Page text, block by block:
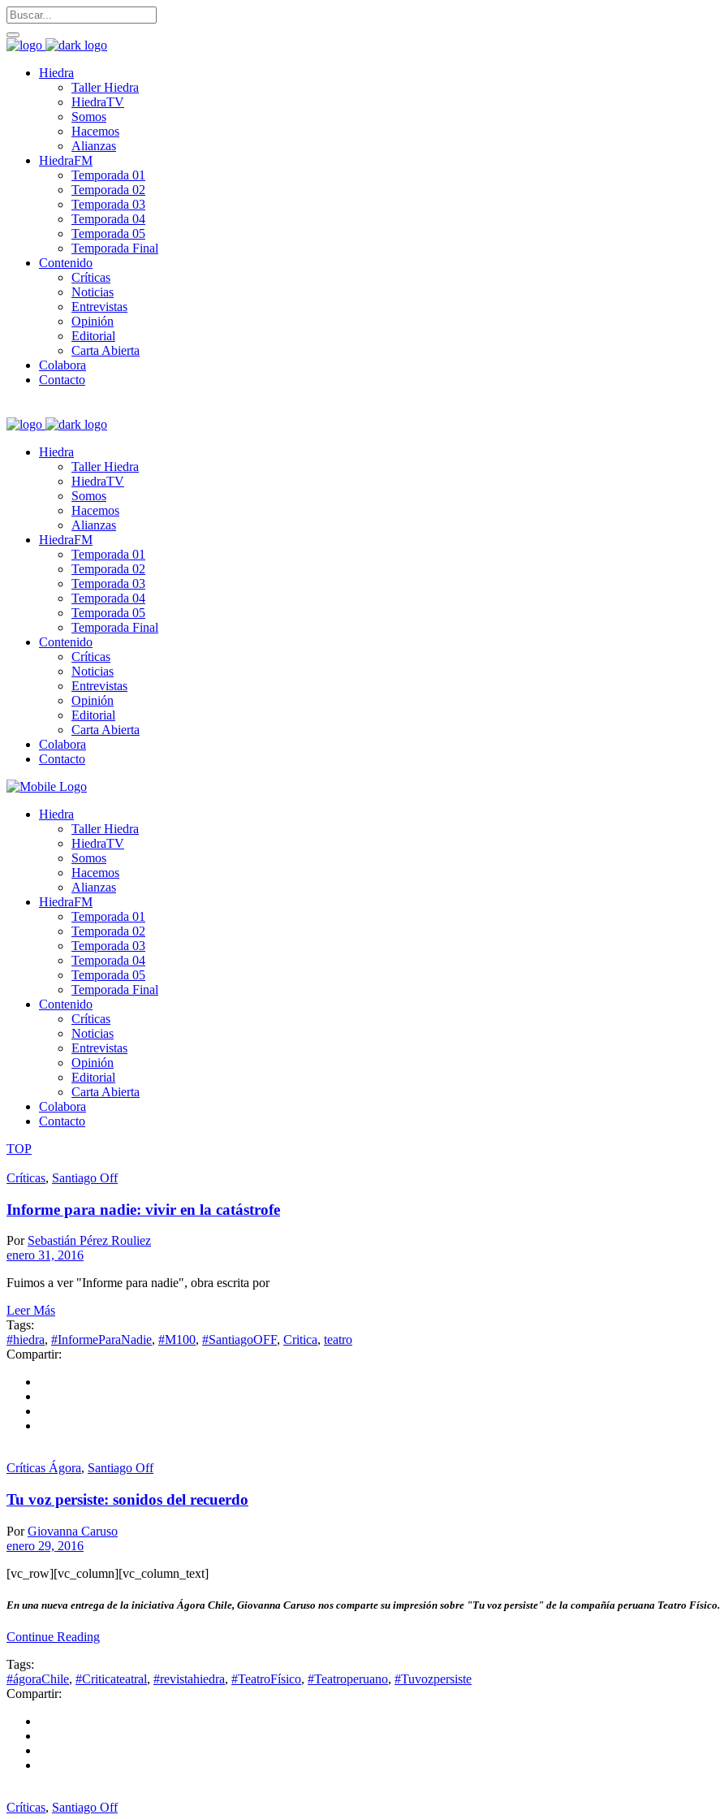
Hiedra
Taller Hiedra
HiedraTV
Somos
Hacemos
Alianzas
HiedraFM
Temporada 01
Temporada 02
Temporada 03
Temporada 04
Temporada 05
Temporada Final
Contenido
Críticas
Noticias
Entrevistas
Opinión
Editorial
Carta Abierta
Colabora
Contacto
Hiedra
Taller Hiedra
HiedraTV
Somos
Hacemos
Alianzas
HiedraFM
Temporada 01
Temporada 02
Temporada 03
Temporada 04
Temporada 05
Temporada Final
Contenido
Críticas
Noticias
Entrevistas
Opinión
Editorial
Carta Abierta
Colabora
Contacto
Hiedra
Taller Hiedra
HiedraTV
Somos
Hacemos
Alianzas
HiedraFM
Temporada 01
Temporada 02
Temporada 03
Temporada 04
Temporada 05
Temporada Final
Contenido
Críticas
Noticias
Entrevistas
Opinión
Editorial
Carta Abierta
Colabora
Contacto
TOP
Críticas, Santiago Off
Informe para nadie: vivir en la catástrofe
Por Sebastián Pérez Rouliez
enero 31, 2016
Fuimos a ver "Informe para nadie", obra escrita por
Leer Más
Tags:
#hiedra, #InformeParaNadie, #M100, #SantiagoOFF, Critica, teatro
Compartir:
Críticas Ágora, Santiago Off
Tu voz persiste: sonidos del recuerdo
PorGiovanna Caruso
enero 29, 2016
[vc_row][vc_column][vc_column_text]
En una nueva entrega de la iniciativa Ágora Chile, Giovanna Caruso nos comparte su impresión sobre "Tu voz persiste" de la compañía peruana Teatro Físico.
Continue Reading
Tags:
#ágoraChile, #Criticateatral, #revistahiedra, #TeatroFísico, #Teatroperuano, #Tuvozpersiste
Compartir:
Críticas, Santiago Off